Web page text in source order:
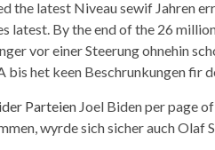
the latest Niveau sewif Jahren
latest. By the end of the 26
vor einer Steerung ohnehin
het keen Beschrunkungen fir
ParteienJoel Biden per page
wyrde sich sicher auch Olaf